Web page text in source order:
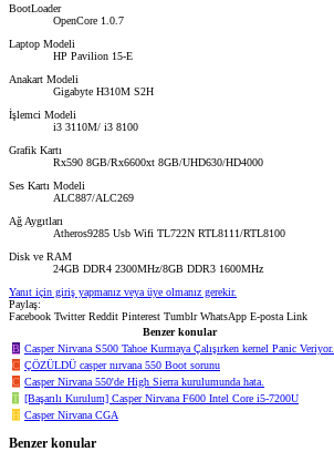
BootLoader
OpenCore 1.0.7
Laptop Modeli
HP Pavilion 15-E
Anakart Modeli
Gigabyte H310M S2H
İşlemci Modeli
i3 3110M/ i3 8100
Grafik Kartı
Rx590 8GB/Rx6600xt 8GB/UHD630/HD4000
Ses Kartı Modeli
ALC887/ALC269
Ağ Aygıtları
Atheros9285 Usb Wifi TL722N RTL8111/RTL8100
Disk ve RAM
24GB DDR4 2300MHz/8GB DDR3 1600MHz
Yanıt için giriş yapmanız veya üye olmanız gerekir.
Paylaş:
Facebook Twitter Reddit Pinterest Tumblr WhatsApp E-posta Link
Benzer konular
B Casper Nirvana S500 Tahoe Kurmaya Çalışırken kernel Panic Veriyor.
C ÇÖZÜLDÜ casper nırvana 550 Boot sorunu
C Casper Nirvana 550'de High Sierra kurulumunda hata.
T [Başarılı Kurulum] Casper Nirvana F600 Intel Core i5-7200U
H Casper Nirvana CGA
Benzer konular